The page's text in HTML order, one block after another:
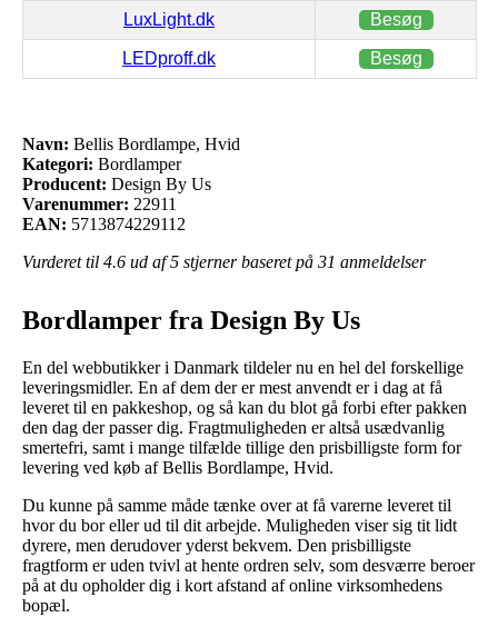
LuxLight.dk Besøg
LEDproff.dk Besøg
Navn: Bellis Bordlampe, Hvid
Kategori: Bordlamper
Producent: Design By Us
Varenummer: 22911
EAN: 5713874229112
Vurderet til 4.6 ud af 5 stjerner baseret på 31 anmeldelser
Bordlamper fra Design By Us
En del webbutikker i Danmark tildeler nu en hel del forskellige
leveringsmidler. En af dem der er mest anvendt er i dag at få
leveret til en pakkeshop, og så kan du blot gå forbi efter pakken
den dag der passer dig. Fragtmuligheden er altså usædvanlig
smertefri, samt i mange tilfælde tillige den prisbilligste form for
levering ved køb af Bellis Bordlampe, Hvid.
Du kunne på samme måde tænke over at få varerne leveret til
hvor du bor eller ud til dit arbejde. Muligheden viser sig tit lidt
dyrere, men derudover yderst bekvem. Den prisbilligste
fragtform er uden tvivl at hente ordren selv, som desværre beroer
på at du opholder dig i kort afstand af online virksomhedens
bopæl.